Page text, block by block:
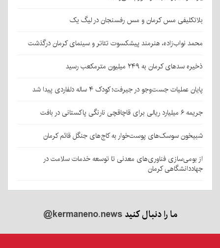
بلاتکلیفی مس کرمان و مس رفسنجان در لیگ یک
محمد نواب‌زاده، هنرمند پیشکسوت تئاتر و سینمای کرمان درگذشت
ذخیره سدهای کرمان به ۲۴۹ میلیون مترمکعب رسید
پایان عملیات جست‌وجو در جیرفت؛ کودک ۴ ساله دلفاردی پیدا شد
جریمه ۶ میلیارد ریالی برای قاچاقچی نارنگی پاکستانی در بافت
شبیخون سوسک‌های پوست‌خوار به کاج‌های جنگل قائم کرمان
از بومی‌سازی فناوری‌های معدنی تا توسعه خدمات سلامت در
جهاددانشگاهی کرمان
ما را دنبال کنید@kermaneno.news